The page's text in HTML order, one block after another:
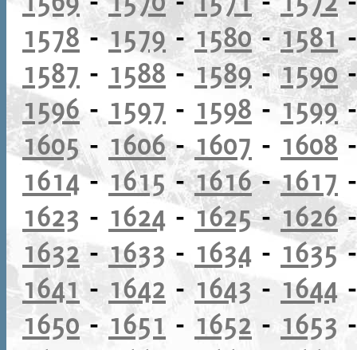
1578-1579- 1580-1581
1587 - 1588 -1589-1590
1596- 1597 - 1598 - 1599
1605- 1606-1607 - 1608
1614- 1615 -1616-1617
1623 - 1624 - 1625-1626
1632-1633 - 1634 - 1635
1641- 1642 - 1643 - 1644
1650- 1651 - 1652 - 1653